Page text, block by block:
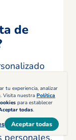
de
en
tu
de
tu experiencia, analizar
Visita nuestra Política
para establecer
todas.
Aceptar todas